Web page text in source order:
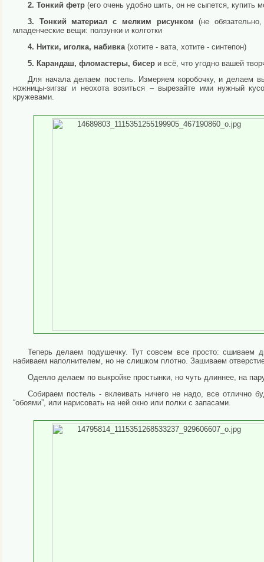
2. Тонкий фетр (его очень удобно шить, он не сыпется, купить
3. Тонкий материал с мелким рисунком(не
младенческие вещи: ползунки и колготки
4. Нитки, иголка, набивка (хотите - вата, хотите - синтепон)
5. Карандаш, фломастеры, бисер и всё, что угодно вашей
Для начала делаем постель. Измеряем коробочку, и делаем
ножницы-зигзаг и неохота возиться – вырезайте ими нужный
кружевами.
Теперь делаем подушечку. Тут совсем все просто: сшиваем
набиваем наполнителем, но не слишком плотно. Зашиваем
Одеяло делаем по выкройке простынки, но чуть длиннее, на
Собираем постель - вклеивать ничего не надо, все отлично
“обоями”, или нарисовать на ней окно или полки с запасами.